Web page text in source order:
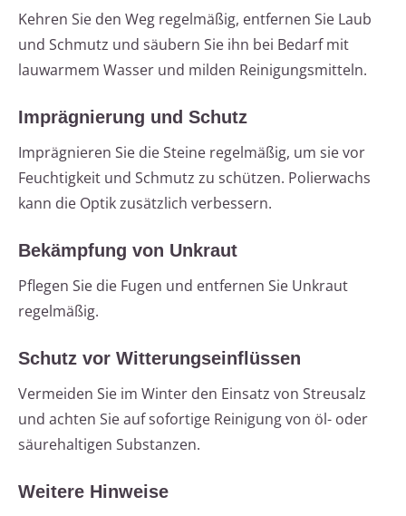
Kehren Sie den Weg regelmäßig, entfernen Sie Laub
und Schmutz und säubern Sie ihn bei Bedarf mit
lauwarmem Wasser und milden Reinigungsmitteln.
Imprägnierung und Schutz
Imprägnieren Sie die Steine regelmäßig, um sie vor
Feuchtigkeit und Schmutz zu schützen. Polierwachs
kann die Optik zusätzlich verbessern.
Bekämpfung von Unkraut
Pflegen Sie die Fugen und entfernen Sie Unkraut
regelmäßig.
Schutz vor Witterungseinflüssen
Vermeiden Sie im Winter den Einsatz von Streusalz
und achten Sie auf sofortige Reinigung von öl- oder
säurehaltigen Substanzen.
Weitere Hinweise